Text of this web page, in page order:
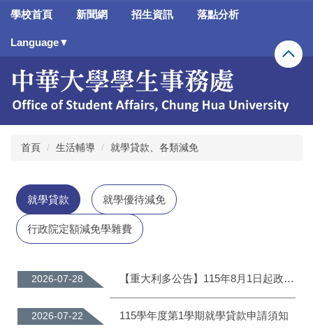
跳
主
容
區
學校首頁 新聞網 招生資訊 落點分析
Language▼
首頁 生活輔導 就學貸款、各類減免
就學貸款 就學優待減免
行政院定額減免學雜費
2026-07-28 【重大利多公告】115年8月1日起政府推動「學貸利息再調降」等三大新措施暨就學貸款注意事項
2026-07-22 115學年度第1學期就學貸款申請須知